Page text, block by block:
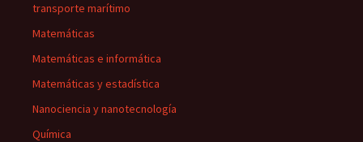
transporte marítimo
Matemáticas
Matemáticas e informática
Matemáticas y estadística
Nanociencia y nanotecnología
Química